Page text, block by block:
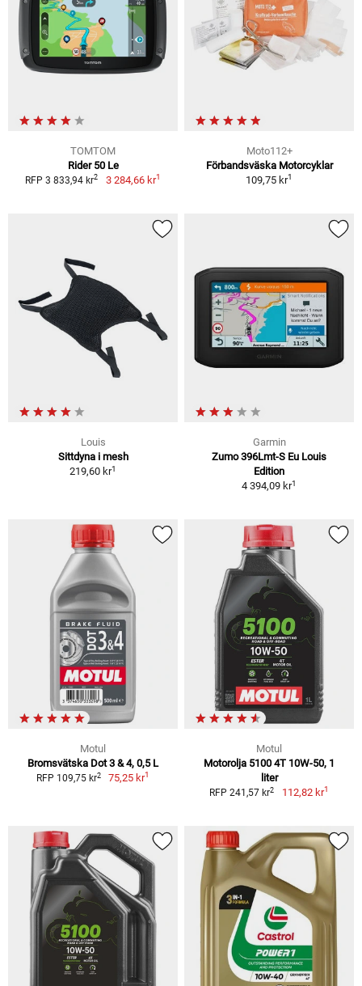
TOMTOM
Rider 50 Le
RFP 3 833,94 kr2 3 284,66 kr1
Moto112+
Förbandsväska Motorcyklar
109,75 kr1
Louis
Sittdyna i mesh
219,60 kr1
Garmin
Zumo 396Lmt-S Eu Louis
Edition
4 394,09 kr1
Motul
Bromsvätska Dot 3 & 4, 0,5 L
RFP 109,75 kr2 75,25 kr1
Motul
Motorolja 5100 4T 10W-50, 1
liter
RFP 241,57 kr2 112,82 kr1